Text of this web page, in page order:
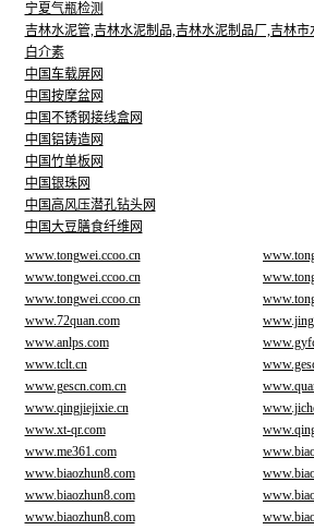
宁夏气瓶检测
吉林水泥管,吉林水泥制品,吉林水泥制品厂,吉林
白介素
中国车载屏网
中国按摩盆网
中国不锈钢接线盒网
中国铝铸造网
中国竹单板网
中国银珠网
中国高风压潜孔钻头网
中国大豆膳食纤维网
www.tongwei.ccoo.cn
www.tongwei.ccoo.cn
www.tongwei.ccoo.cn
www.72quan.com
www.anlps.com
www.tclt.cn
www.gescn.com.cn
www.qingjiejixie.cn
www.xt-qr.com
www.me361.com
www.biaozhun8.com
www.biaozhun8.com
www.biaozhun8.com